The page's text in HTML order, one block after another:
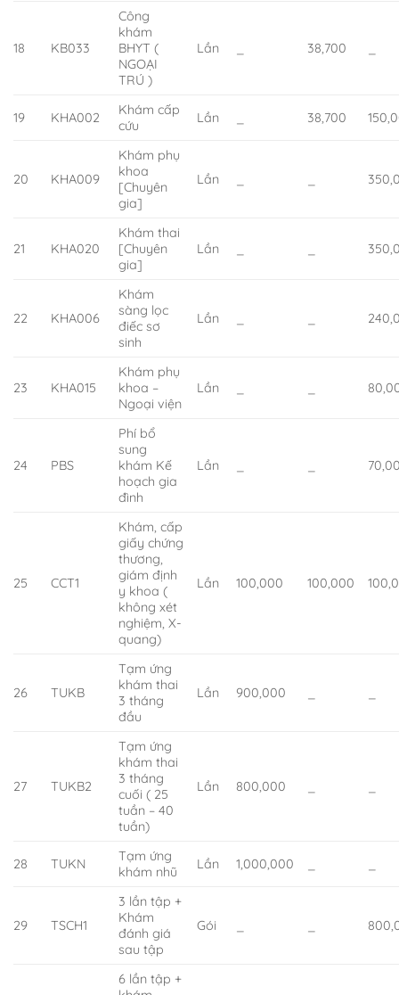
18 KB033
Công
khám
BHYT (
NGOẠI
TRÚ )
Lần 38,700
19 KHA002
Khám cấp
cứu
Lần 38,700
20 KHA009
Khám phụ
khoa
[Chuyên
gia]
Lần
21 KHA020
Khám thai
[Chuyên
gia]
Lần
22 KHA006
Khám
sàng lọc
điếc sơ
sinh
Lần
23 KHA015
Khám phụ
khoa –
Ngoại viện
Lần
24 PBS
Phí bổ
sung
khám Kế
hoạch gia
đình
Lần
25 CCT1
Khám, cấp
giấy chứng
thương,
giám định
y khoa (
không xét
nghiệm, X-
quang)
Lần 100,000 100,000
26 TUKB
Tạm ứng
khám thai
3 tháng
đầu
Lần 900,000
27 TUKB2
Tạm ứng
khám thai
3 tháng
cuối ( 25
tuần – 40
tuần)
Lần 800,000
28 TUKN
Tạm ứng
khám nhũ
Lần 1,000,000
29 TSCH1
3 lần tập +
Khám
đánh giá
sau tập
Gói
6 lần tập +